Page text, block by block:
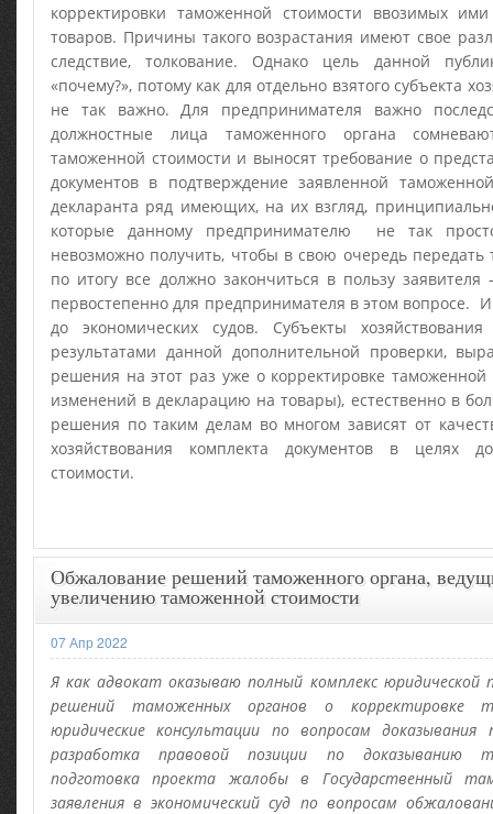
корректировки таможенной стоимости ввозимых
товаров. Причины такого возрастания имеют свое
следствие, толкование. Однако цель данной
«почему?», потому как для отдельно взятого субъекта
не так важно. Для предпринимателя важно
должностные лица таможенного органа
таможенной стоимости и выносят требование о
документов в подтверждение заявленной
декларанта ряд имеющих, на их взгляд,
которые данному предпринимателю не так
невозможно получить, чтобы в свою очередь
по итогу все должно закончиться в пользу заявителя
первостепенно для предпринимателя в этом вопросе.
до экономических судов. Субъекты
результатами данной дополнительной проверки,
решения на этот раз уже о корректировке
изменений в декларацию на товары), естественно в
решения по таким делам во многом зависят от
хозяйствования комплекта документов в целях
стоимости.
Обжалование решений таможенного органа,
увеличению таможенной стоимости
07 Апр 2022
Я как адвокат оказываю полный комплекс
решений таможенных органов о корректировке
юридические консультации по вопросам
разработка правовой позиции по доказыванию
подготовка проекта жалобы в Государственный
заявления в экономический суд по вопросам